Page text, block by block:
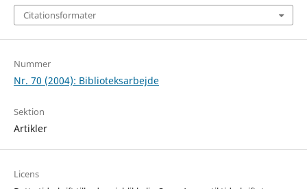
Citationsformater
Nummer
Nr. 70 (2004): Biblioteksarbejde
Sektion
Artikler
Licens